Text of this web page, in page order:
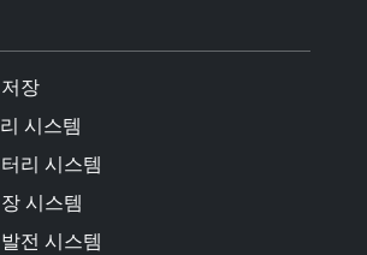
장
시스템
리 시스템
시스템
전 시스템